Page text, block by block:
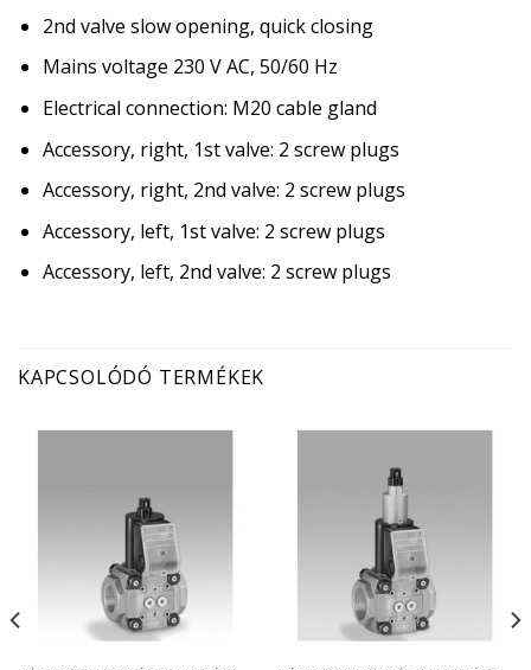
2nd valve slow opening, quick closing
Mains voltage 230 V AC, 50/60 Hz
Electrical connection: M20 cable gland
Accessory, right, 1st valve: 2 screw plugs
Accessory, right, 2nd valve: 2 screw plugs
Accessory, left, 1st valve: 2 screw plugs
Accessory, left, 2nd valve: 2 screw plugs
KAPCSOLÓDÓ TERMÉKEK